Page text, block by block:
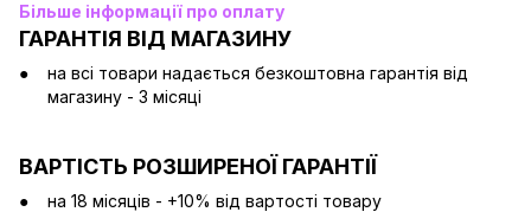
Більше інформації про оплату
ГАРАНТІЯ ВІД МАГАЗИНУ
на всі товари надається безкоштовна гарантія від
магазину - 3 місяці
ВАРТІСТЬ РОЗШИРЕНОЇ ГАРАНТІЇ
на 18 місяців - +10% від вартості товару